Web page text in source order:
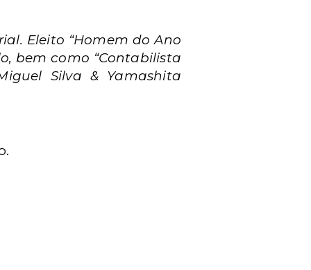
Eleito “Homem do Ano
bem como “Contabilista
Silva & Yamashita